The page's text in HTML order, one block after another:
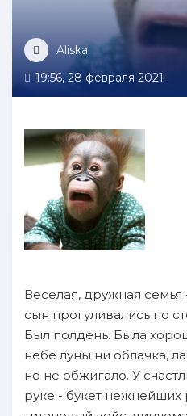
Aliska
19:56, 28 февраля 2021
Веселая, дружная семья
сын прогуливались по
Был полдень. Была
небе луны ни облачка,
но не обжигало. У
руке - букет нежнейших